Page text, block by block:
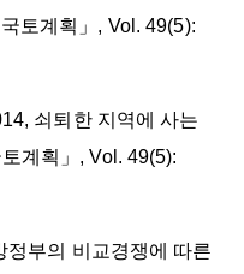
토계획」, Vol. 49(5):
쇠퇴한 지역에 사는
계획」, Vol. 49(5):
정부의 비교경쟁에 따른